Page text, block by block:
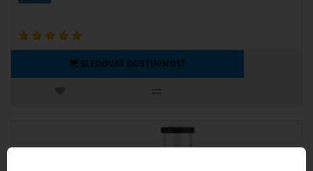
SLEDOVAŤ DOSTUPNOSŤ